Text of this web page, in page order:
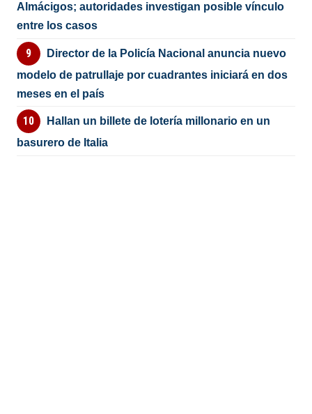
Almácigos; autoridades investigan posible vínculo
entre los casos
Director de la Policía Nacional anuncia nuevo
modelo de patrullaje por cuadrantes iniciará en dos
meses en el país
Hallan un billete de lotería millonario en un
basurero de Italia